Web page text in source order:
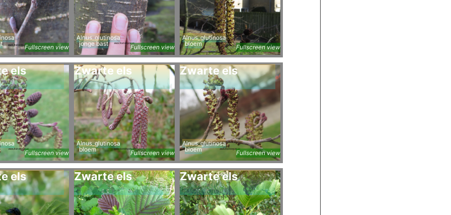
Fullscreen view
Alnus_glutinosa
jonge bast
Fullscreen view
Alnus_glutinosa
bloem
Fullscreen view
els
Fullscreen view
Zwarte els
Alnus_glutinosa
bloem
Fullscreen view
Zwarte els
Alnus_glutinosa
bloem
Fullscreen view
els Zwarte els Zwarte els